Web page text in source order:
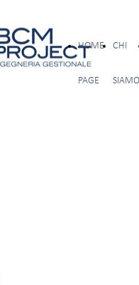
HOME
PAGE
CHI
SIAMO